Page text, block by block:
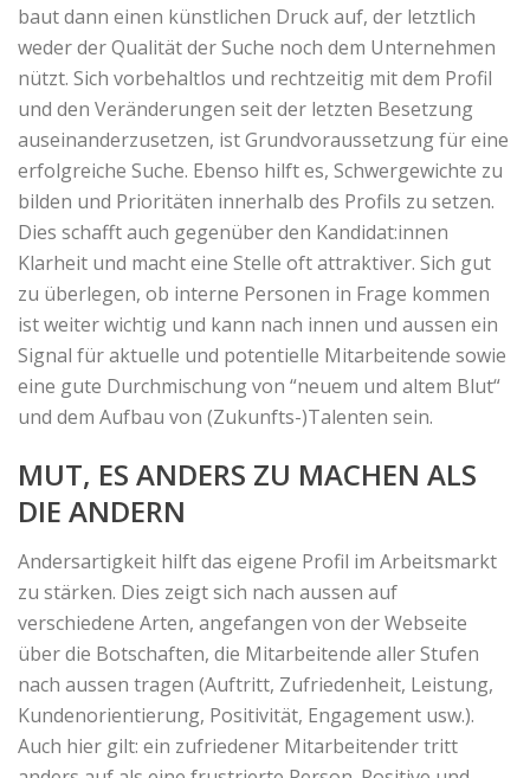
baut dann einen künstlichen Druck auf, der letztlich
weder der Qualität der Suche noch dem Unternehmen
nützt. Sich vorbehaltlos und rechtzeitig mit dem Profil
und den Veränderungen seit der letzten Besetzung
auseinanderzusetzen, ist Grundvoraussetzung für eine
erfolgreiche Suche. Ebenso hilft es, Schwergewichte zu
bilden und Prioritäten innerhalb des Profils zu setzen.
Dies schafft auch gegenüber den Kandidat:innen
Klarheit und macht eine Stelle oft attraktiver. Sich gut
zu überlegen, ob interne Personen in Frage kommen
ist weiter wichtig und kann nach innen und aussen ein
Signal für aktuelle und potentielle Mitarbeitende sowie
eine gute Durchmischung von “neuem und altem Blut“
und dem Aufbau von (Zukunfts-)Talenten sein.
MUT, ES ANDERS ZU MACHEN ALS
DIE ANDERN
Andersartigkeit hilft das eigene Profil im Arbeitsmarkt
zu stärken. Dies zeigt sich nach aussen auf
verschiedene Arten, angefangen von der Webseite
über die Botschaften, die Mitarbeitende aller Stufen
nach aussen tragen (Auftritt, Zufriedenheit, Leistung,
Kundenorientierung, Positivität, Engagement usw.).
Auch hier gilt: ein zufriedener Mitarbeitender tritt